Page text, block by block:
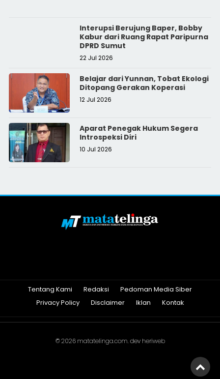
Interupsi Berujung Baper, Bobby
Kabur dari Ruang Rapat Paripurna
DPRD Sumut
22 Jul 2026
Belajar dari Yunnan, Tobat Ekologi
Ditopang Gerakan Koperasi
12 Jul 2026
Aparat Penegak Hukum Segera
Introspeksi Diri
10 Jul 2026
Tentang Kami Redaksi
Pedoman Media Siber
Privacy Policy
Disclaimer Iklan Kontak
© 2026 matatelinga.com. dev heriweb